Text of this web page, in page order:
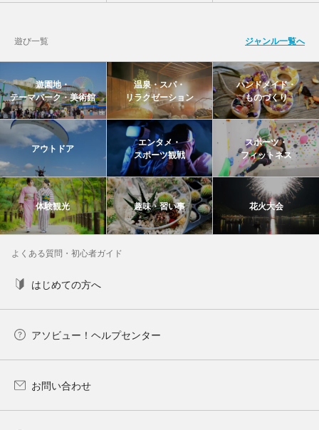
遊び一覧 ジャンル一覧へ
遊園地・
テーマパーク・美術館
温泉・スパ・
リラクゼーション
ハンドメイド・
ものづくり
アウトドア
エンタメ・
スポーツ観戦
スポーツ・
フィットネス
体験観光 趣味・習い事 花火大会
よくある質問・初心者ガイド
はじめての方へ
アソビュー！ヘルプセンター
お問い合わせ